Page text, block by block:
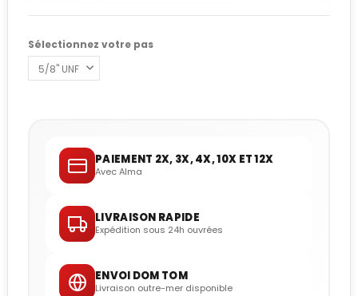
Sélectionnez votre pas
PAIEMENT 2X, 3X, 4X, 10X ET 12X
Avec Alma
LIVRAISON RAPIDE
Expédition sous 24h ouvrées
ENVOI DOM TOM
Livraison outre-mer disponible